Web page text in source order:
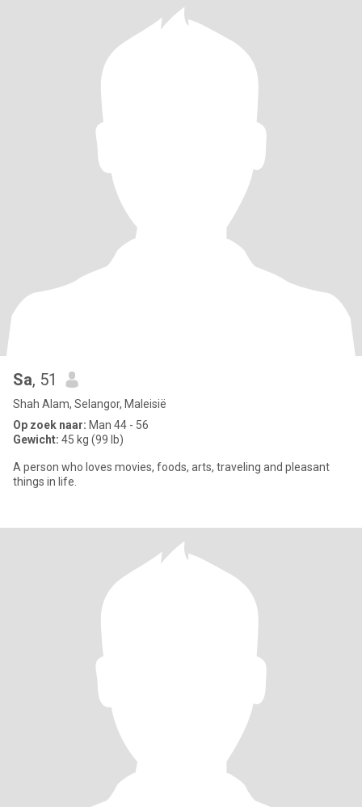
Sa, 51
Shah Alam, Selangor, Maleisië
Op zoek naar: Man 44 - 56
Gewicht: 45 kg (99 lb)
A person who loves movies, foods, arts, traveling and pleasant
things in life.